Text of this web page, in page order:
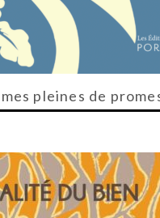
pleines de